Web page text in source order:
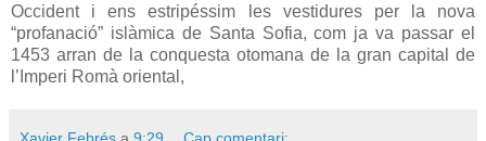
Occident i ens estripéssim les vestidures per la nova
“profanació” islàmica de Santa Sofia, com ja va passar el
1453 arran de la conquesta otomana de la gran capital de
l’Imperi Romà oriental,
Xavier Febrés a 9:29 Cap comentari: